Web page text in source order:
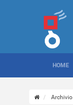
HOME
Archivio